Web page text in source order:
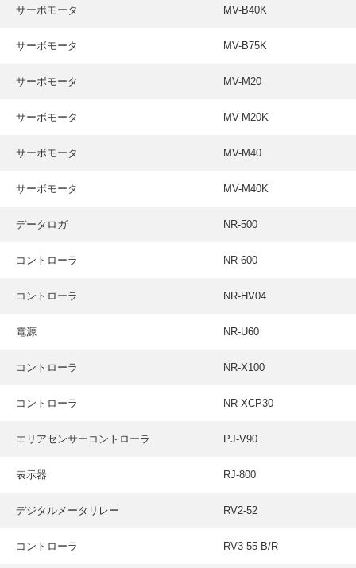
サーボモータ MV-B40K
サーボモータ MV-B75K
サーボモータ MV-M20
サーボモータ MV-M20K
サーボモータ MV-M40
サーボモータ MV-M40K
データロガ NR-500
コントローラ NR-600
コントローラ NR-HV04
電源 NR-U60
コントローラ NR-X100
コントローラ NR-XCP30
エリアセンサーコントローラ PJ-V90
表示器 RJ-800
デジタルメータリレー RV2-52
コントローラ RV3-55 B/R